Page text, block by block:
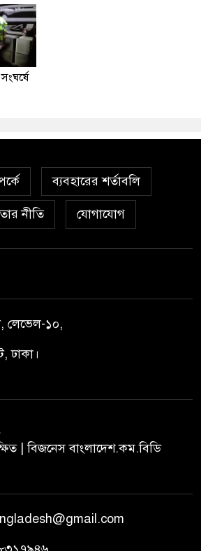
ব্যবহারের শর্তাবলি
নীতি যোগাযোগ
লেভেল-১০,
ঢাকা।
| বিজনেস বাংলাদেশ.কম.বিডি